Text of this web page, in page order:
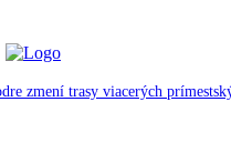
zmení trasy viacerých